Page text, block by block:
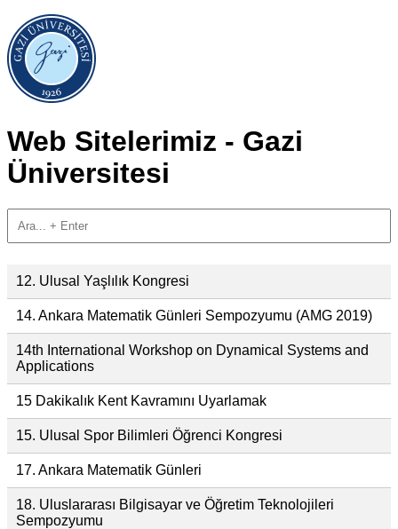
Web Sitelerimiz - Gazi
Üniversitesi
12. Ulusal Yaşlılık Kongresi
14. Ankara Matematik Günleri Sempozyumu (AMG 2019)
14th International Workshop on Dynamical Systems and
Applications
15 Dakikalık Kent Kavramını Uyarlamak
15. Ulusal Spor Bilimleri Öğrenci Kongresi
17. Ankara Matematik Günleri
18. Uluslararası Bilgisayar ve Öğretim Teknolojileri
Sempozyumu